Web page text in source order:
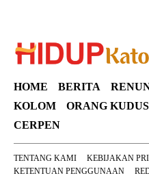
HOME BERITA
KOLOM
ORANG KUDUS
CERPEN
TENTANG KAMI
KEBIJAKAN
KETENTUAN PENGGUNAAN